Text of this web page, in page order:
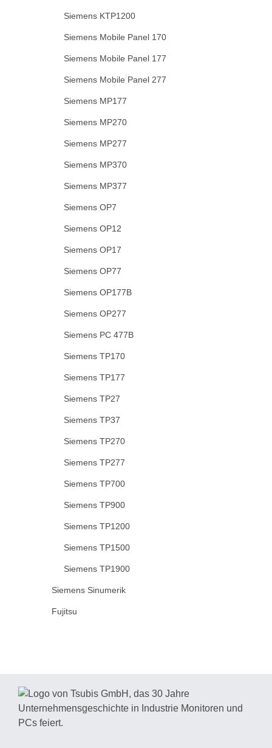
Siemens KTP1200
Siemens Mobile Panel 170
Siemens Mobile Panel 177
Siemens Mobile Panel 277
Siemens MP177
Siemens MP270
Siemens MP277
Siemens MP370
Siemens MP377
Siemens OP7
Siemens OP12
Siemens OP17
Siemens OP77
Siemens OP177B
Siemens OP277
Siemens PC 477B
Siemens TP170
Siemens TP177
Siemens TP27
Siemens TP37
Siemens TP270
Siemens TP277
Siemens TP700
Siemens TP900
Siemens TP1200
Siemens TP1500
Siemens TP1900
Siemens Sinumerik
Fujitsu